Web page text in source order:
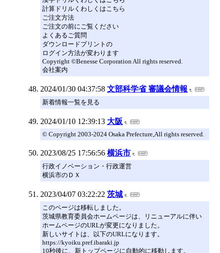
計算ドリルくわしくはこちら
ご注文方法
ご注文の前にご覧ください
よくあるご質問
ダウンロードプリントの
ログイン方法が変わります
Copyright ©Benesse Corporation All rights reserved.
会社案内
2024/01/30 04:37:58 文部科学省 審議会情報
新着情報一覧を見る
2024/01/10 12:39:13 大阪
© Copyright 2003-2024 Osaka Prefecture,All rights reserved.
2023/08/25 17:56:56 横浜市
行政イノベーション・行政運営
横浜市のＤＸ
2023/04/07 03:22:22 茨城
このページは移転しました。
茨城県教育委員会ホームページは、リニューアルに伴い
ホームページのURLが変更になりました。
新しいサイトは、以下のURLになります。
https://kyoiku.pref.ibaraki.jp
10秒後に、新トップページに自動的に移動します。